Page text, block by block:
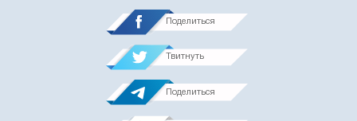
Поделиться
Твитнуть
Поделиться